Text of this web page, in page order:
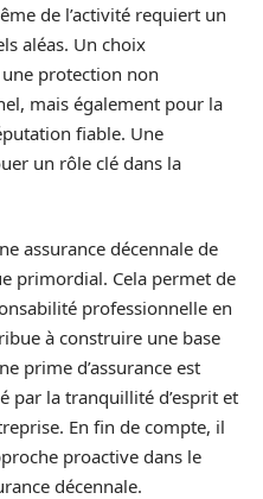
de l’activité requiert un
aléas. Un choix
protection non
mais également pour la
fiable. Une
un rôle clé dans la
assurance décennale de
primordial. Cela permet de
professionnelle en
à construire une base
prime d’assurance est
par la tranquillité d’esprit et
En fin de compte, il
proactive dans le
décennale.